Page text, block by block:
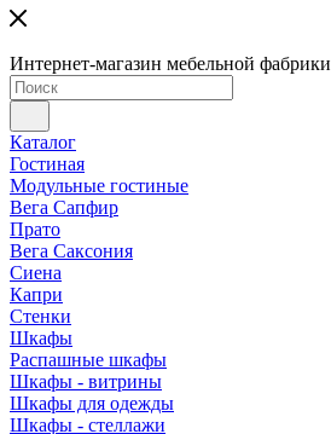
Интернет-магазин мебельной фабрики
Каталог
Гостиная
Модульные гостиные
Вега Сапфир
Прато
Вега Саксония
Сиена
Капри
Стенки
Шкафы
Распашные шкафы
Шкафы - витрины
Шкафы для одежды
Шкафы - стеллажи